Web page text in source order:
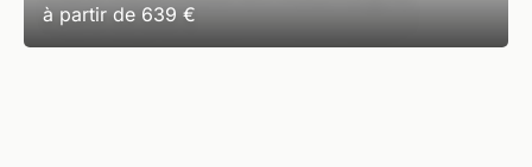
à partir de 639 €